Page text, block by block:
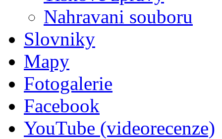
Nahravani souboru
Slovniky
Mapy
Fotogalerie
Facebook
YouTube (videorecenze)